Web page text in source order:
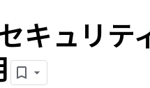
キュリテ